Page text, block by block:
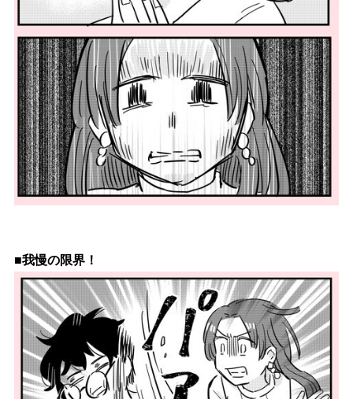
■我慢の限界！